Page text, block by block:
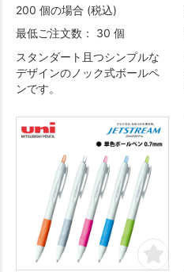
200 個の場合 (税込)
最低ご注文数： 30 個
スタンダート且つシンプルな
デザインのノック式ボールペ
ンです。